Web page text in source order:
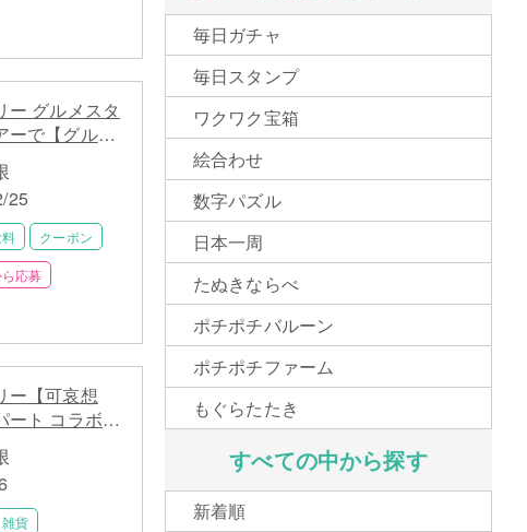
ー グルメスタ
ーで【グルメ
ギフト】と
チケット】
に当たる
25
クーポン
応募
ー【可哀想
ート コラボグ
名に当たる
貨
毎日ガチャ
毎日スタンプ
ワクワク宝箱
絵合わせ
数字パズル
日本一周
たぬきならべ
ポチポチバルーン
ポチポチファーム
もぐらたたき
すべての中から探す
新着順